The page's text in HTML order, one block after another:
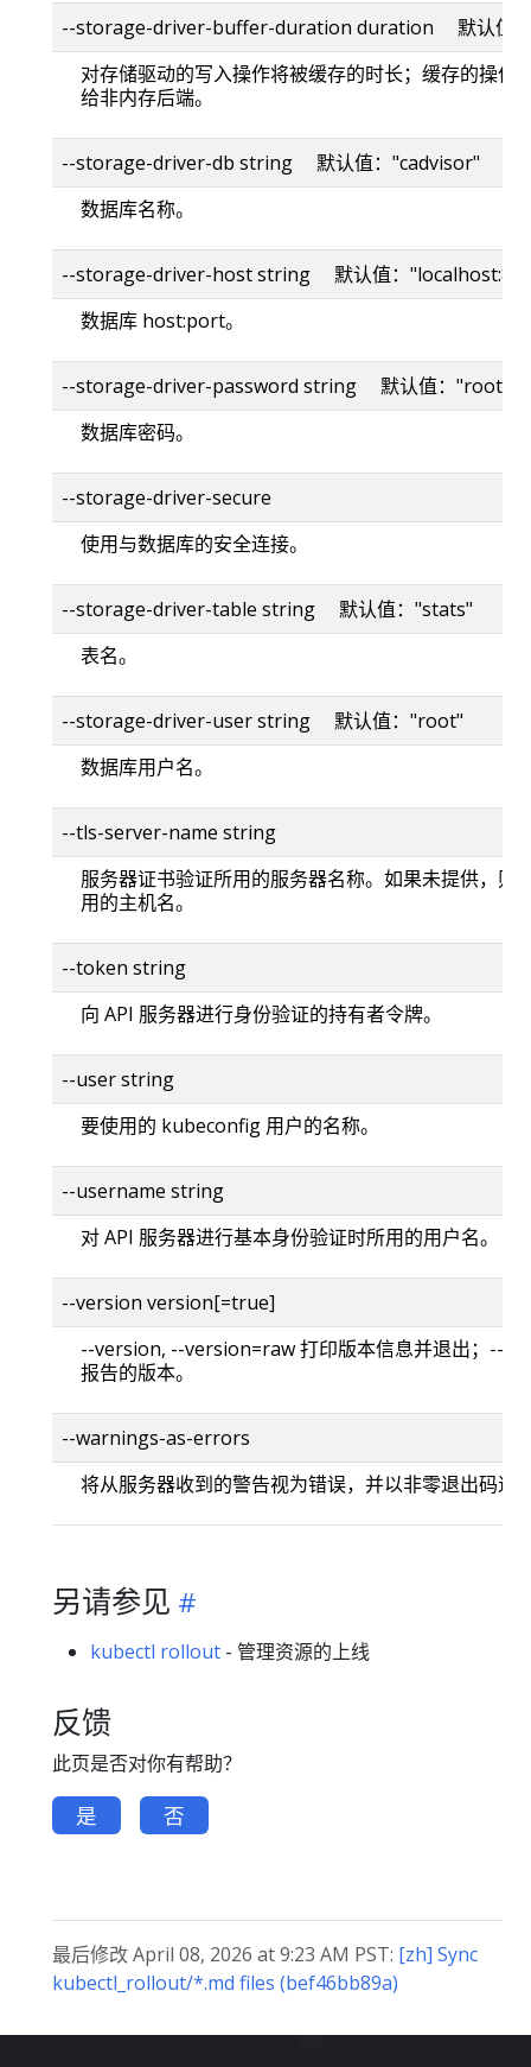
--storage-driver-buffer-duration duration 默认值
对存储驱动的写入操作将被缓存的时长；缓存的操作
给非内存后端。
--storage-driver-db string 默认值："cadvisor"
数据库名称。
--storage-driver-host string 默认值：
数据库 host:port。
--storage-driver-password string 默认值："root"
数据库密码。
--storage-driver-secure
使用与数据库的安全连接。
--storage-driver-table string 默认值："stats"
表名。
--storage-driver-user string 默认值："root"
数据库用户名。
--tls-server-name string
服务器证书验证所用的服务器名称。如果未提供，则
用的主机名。
--token string
向 API 服务器进行身份验证的持有者令牌。
--user string
要使用的 kubeconfig 用户的名称。
--username string
对 API 服务器进行基本身份验证时所用的用户名。
--version version[=true]
--version, --version=raw 打印版本信息并退出；--
报告的版本。
--warnings-as-errors
将从服务器收到的警告视为错误，并以非零退出码退
另请参见
kubectl rollout - 管理资源的上线
反馈
此页是否对你有帮助？
是 否
最后修改 April 08, 2026 at 9:23 AM PST: [zh] Sync
kubectl_rollout/*.md files (bef46bb89a)